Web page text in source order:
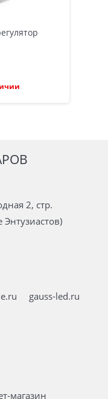
2, стр.
gauss-led.ru
магазин